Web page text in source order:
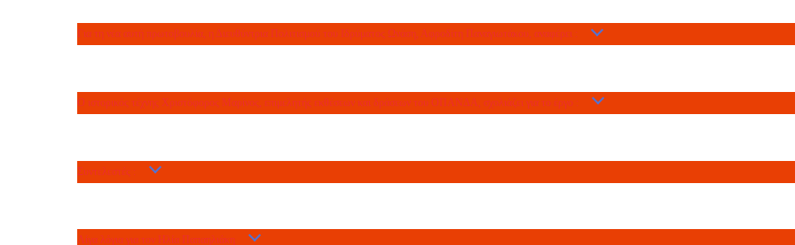
Για τη νέα αυτή πρωτοβουλία, η Διευθύντρια Πολιτισμού του Ιδρύματος Ωνάση, Αφροδίτη Παναγιωτάκου, αναφέρει :
Ο ιστορικός τέχνης Χριστόφορος Μαρίνος, επιμελητής εκθέσεων και δράσεων του ΟΠΑΝΔΑ, σχολιάζει για το έργο :
Συντελεστές :
Λίγα λόγια για τον Ηλία Παπαηλιάκη